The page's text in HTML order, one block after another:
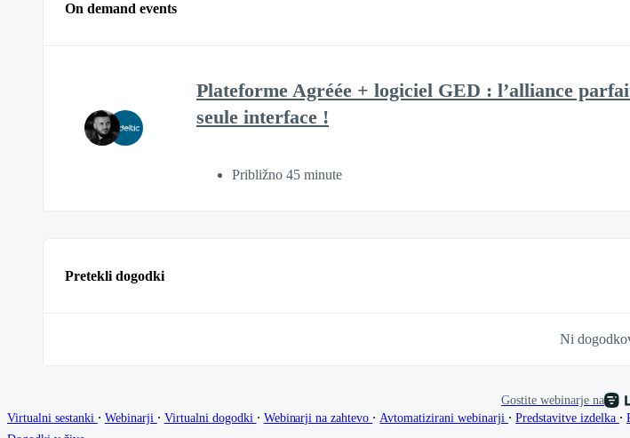
On demand events
Plateforme Agréée + logiciel GED : l’alliance
seule interface !
Približno 45 minute
Pretekli dogodki
Ni
Gostite webinarje na
Virtualni sestanki ∙ Webinarji ∙ Virtualni dogodki ∙ Webinarji na zahtevo ∙ Avtomatizirani webinarji ∙ Predstavitve izdelka ∙